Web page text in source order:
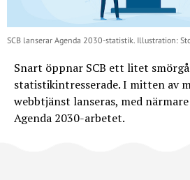
SCB lanserar Agenda 2030-statistik. Illustration:
Snart öppnar SCB ett litet
statistikintresserade. I mitten av
webbtjänst lanseras, med
Agenda 2030-arbetet.